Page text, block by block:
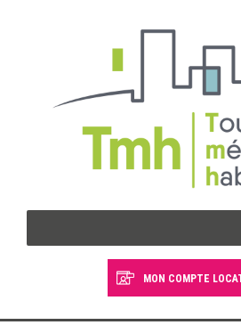
MON COMPTE